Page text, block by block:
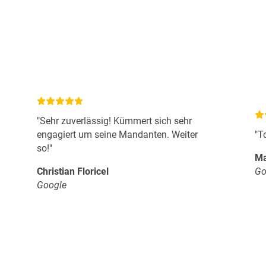
"Sehr zuverlässig! Kümmert sich sehr
engagiert um seine Mandanten. Weiter
so!"
Christian Floricel
Google